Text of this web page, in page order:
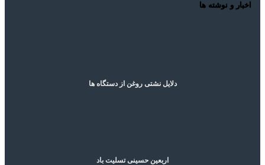
اخبار و نوشته ها
دلایل نشتی روغن از دستگاه ها
اربعین حسینی تسلیت باد